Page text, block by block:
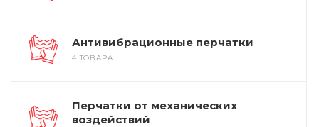
Антивибрационные перчатки
4 ТОВАРА
Перчатки от механических
воздействий